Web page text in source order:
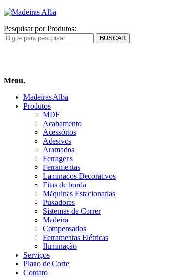
Pesquisar por Produtos:
Menu.
Madeiras Alba
Produtos
MDF
Acabamento
Acessórios
Adesivos
Aramados
Ferragens
Ferramentas
Laminados Decorativos
Fitas de borda
Máquinas Estacionarias
Puxadores
Sistemas de Correr
Madeira
Compensados
Ferramentas Elétricas
Iluminação
Serviços
Plano de Corte
Contato